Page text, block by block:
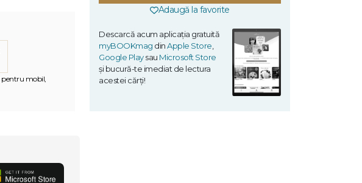
pentru mobil,
Adaugă la favorite
Descarcă acum aplicația gratuită
myBOOKmag dinApple Store
Google Playsau Microsoft Store
și bucură-te imediat de lectura
acestei cărți!